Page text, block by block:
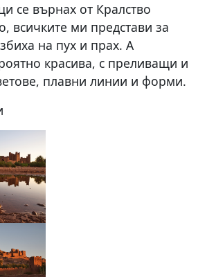
се върнах от Кралство
всичките ми представи за
на пух и прах. А
красива, с преливащи и
плавни линии и форми.